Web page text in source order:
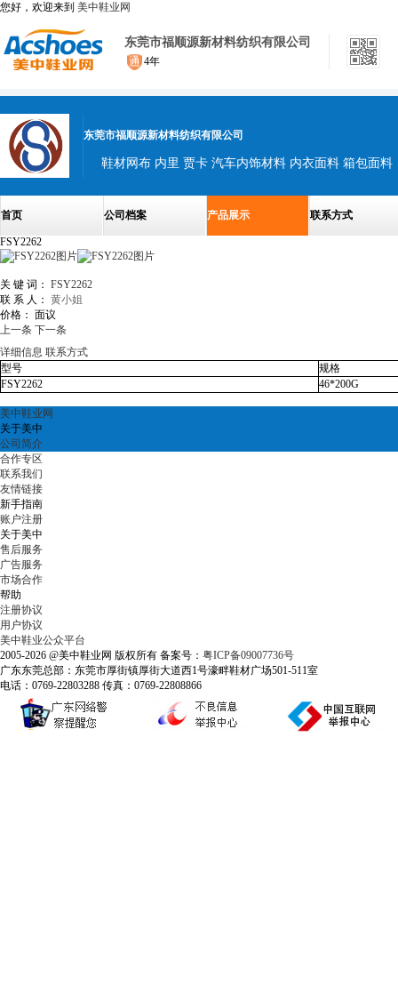
您好，欢迎来到 美中鞋业网
东莞市福顺源新材料纺织有限公司
4年
东莞市福顺源新材料纺织有限公司
鞋材网布 内里 贾卡 汽车内饰材料 内衣面料 箱包面料
首页 公司档案 产品展示 联系方式
FSY2262
关 键 词： FSY2262
联 系 人： 黄小姐
价格： 面议
上一条 下一条
详细信息 联系方式
型号
规格
FSY2262
46*200G
美中鞋业网
关于美中
公司简介
合作专区
联系我们
友情链接
新手指南
账户注册
关于美中
售后服务
广告服务
市场合作
帮助
注册协议
用户协议
美中鞋业公众平台
2005-2026 @美中鞋业网 版权所有 备案号： 粤ICP备09007736号
广东东莞总部：东莞市厚街镇厚街大道西1号濠畔鞋材广场501-511室
电话：0769-22803288 传真：0769-22808866